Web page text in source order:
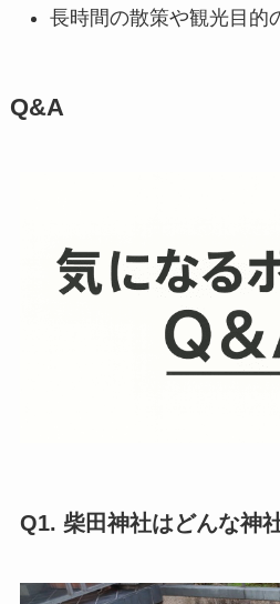
長時間の散策や観光目的
Q&A
Q1. 柴田神社はどんな神